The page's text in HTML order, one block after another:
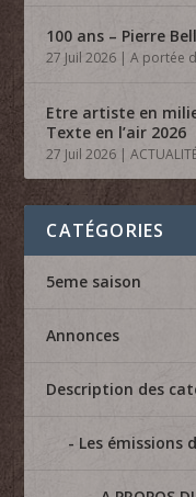
100 ans – Pierre
27 Juil 2026 |A portée
Etre artiste en
Texte en l’air 2026
27 Juil 2026 |
CATÉGORIES
5eme saison
Annonces
Description des
Les émissions